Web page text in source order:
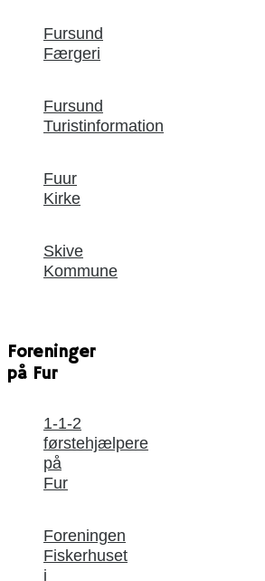
Fursund
Færgeri
Fursund
Turistinformation
Fuur
Kirke
Skive
Kommune
Foreninger
på Fur
1-1-2
førstehjælpere
på
Fur
Foreningen
Fiskerhuset
i